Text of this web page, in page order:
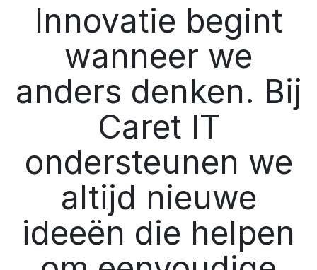
Innovatie begint
wanneer we
anders denken. Bij
Caret IT
ondersteunen we
altijd nieuwe
ideeën die helpen